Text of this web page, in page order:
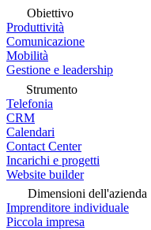
Obiettivo
Produttività
Comunicazione
Mobilità
Gestione e leadership
Strumento
Telefonia
CRM
Calendari
Contact Center
Incarichi e progetti
Website builder
Dimensioni dell'azienda
Imprenditore individuale
Piccola impresa